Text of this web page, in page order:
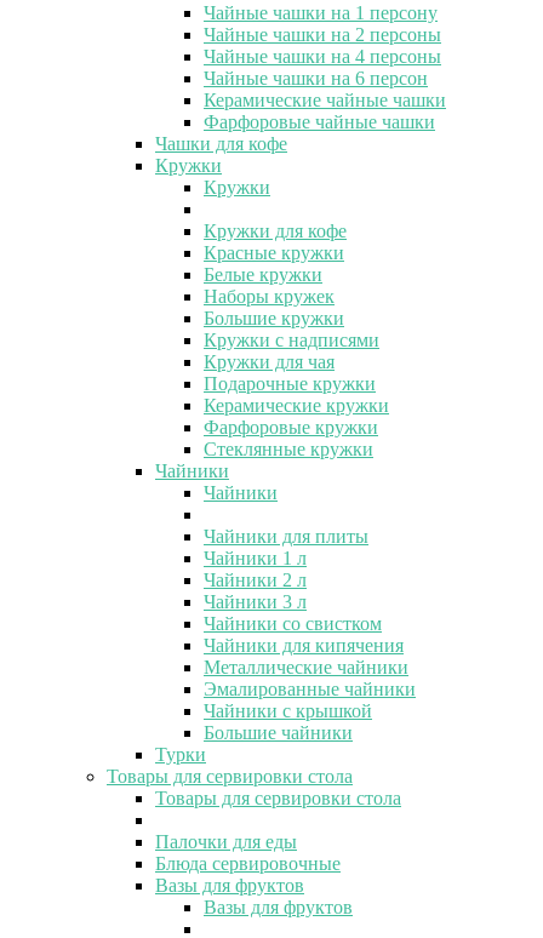
Чайные чашки на 1 персону
Чайные чашки на 2 персоны
Чайные чашки на 4 персоны
Чайные чашки на 6 персон
Керамические чайные чашки
Фарфоровые чайные чашки
Чашки для кофе
Кружки
Кружки
Кружки для кофе
Красные кружки
Белые кружки
Наборы кружек
Большие кружки
Кружки с надписями
Кружки для чая
Подарочные кружки
Керамические кружки
Фарфоровые кружки
Стеклянные кружки
Чайники
Чайники
Чайники для плиты
Чайники 1 л
Чайники 2 л
Чайники 3 л
Чайники со свистком
Чайники для кипячения
Металлические чайники
Эмалированные чайники
Чайники с крышкой
Большие чайники
Турки
Товары для сервировки стола
Товары для сервировки стола
Палочки для еды
Блюда сервировочные
Вазы для фруктов
Вазы для фруктов